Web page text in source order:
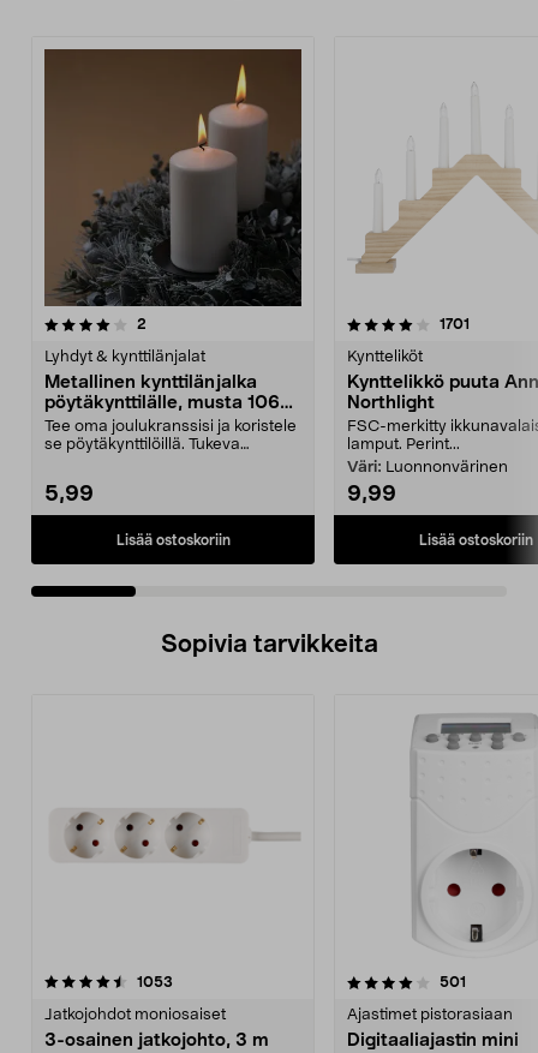
2
Lyhdyt & kynttilänjalat
Metallinen kynttilänjalka
pöytäkynttilälle, musta 106
mm
Tee oma joulukranssisi ja koristele
se pöytäkynttilöillä. Tukeva
5,99
Lisää ostoskoriin
4.0 viidestä
1701
Kyntteliköt
Kynttelikkö puuta
Northlight
FSC-merkitty
lamput. Perint...
Väri: Luonnonvärinen
9,99
Lisää ostoskoriin
4.5 viidestä
Sopivia tarvikkeita
1053
Jatkojohdot moniosaiset
3-osainen jatkojohto, 3 m
4.0viidestä
501
Ajastimet pistorasiaan
Digitaaliajastin mini
4.5viidestä